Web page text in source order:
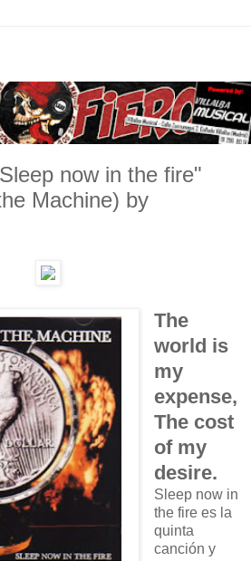
now in the fire"
Machine) by
The
world is
my
expense,
The cost
of my
desire.
Sleep now in
the fire es la
quinta
canción y